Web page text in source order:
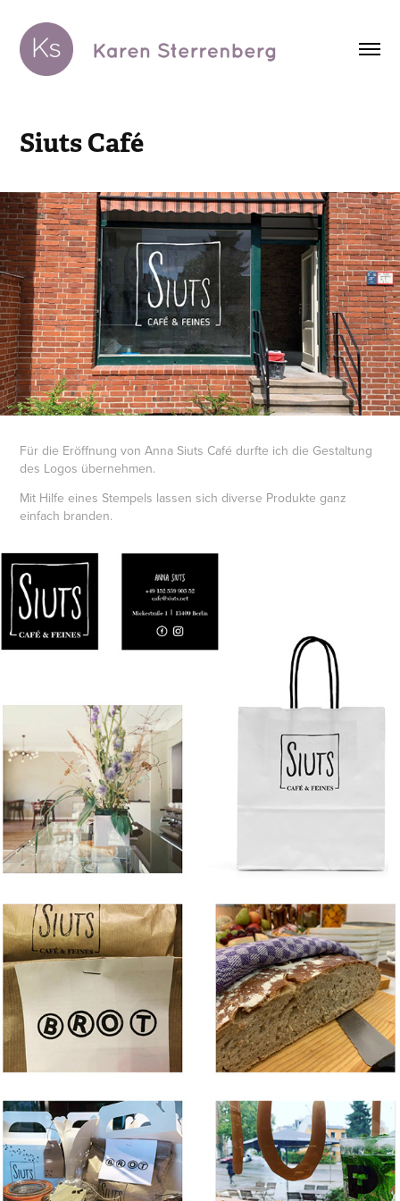
Siuts Café
Für die Eröffnung von Anna Siuts Café durfte ich die Gestaltung
des Logos übernehmen.
Mit Hilfe eines Stempels lassen sich diverse Produkte ganz
einfach branden.